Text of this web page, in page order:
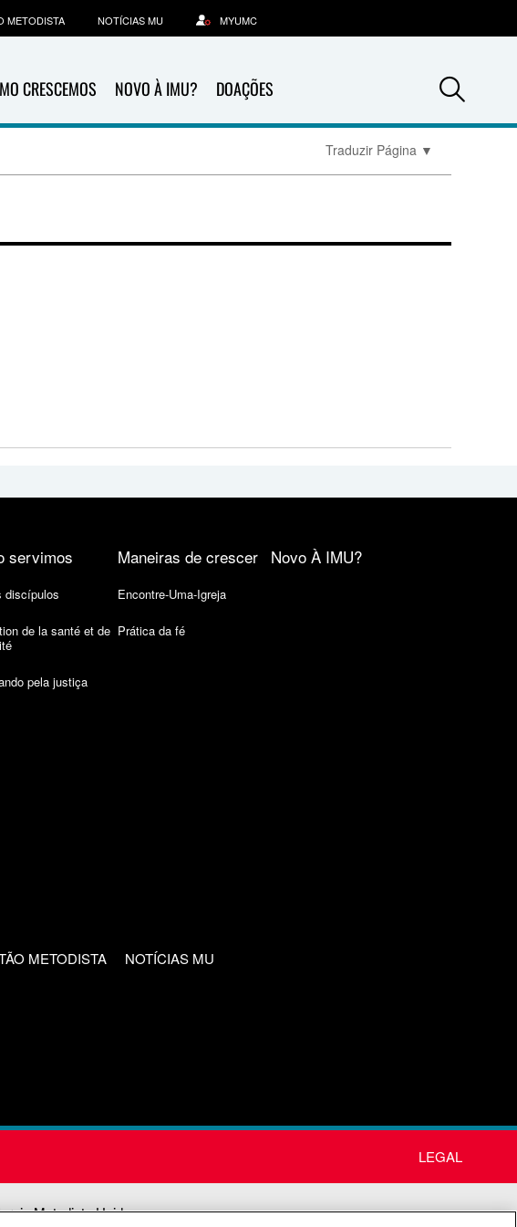
CRESCEMOS NOVO À IMU? DOAÇÕES
METODISTA NOTÍCIAS MU MYUMC
Traduzir Página ▼
servimos
discípulos
de la santé et de
pela justiça
Maneiras de crescer
Encontre-Uma-Igreja
Prática da fé
Novo À IMU?
METODISTA NOTÍCIAS MU
LEGAL
Metodista Unida